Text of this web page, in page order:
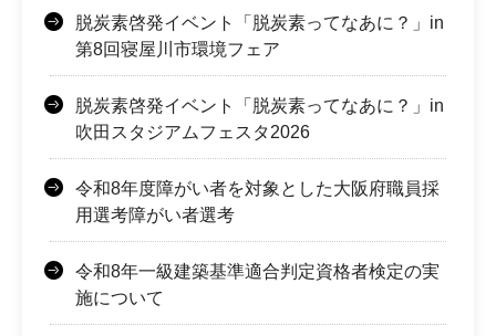
脱炭素啓発イベント「脱炭素ってなあに？」in
第8回寝屋川市環境フェア
脱炭素啓発イベント「脱炭素ってなあに？」in
吹田スタジアムフェスタ2026
令和8年度障がい者を対象とした大阪府職員採
用選考障がい者選考
令和8年一級建築基準適合判定資格者検定の実
施について